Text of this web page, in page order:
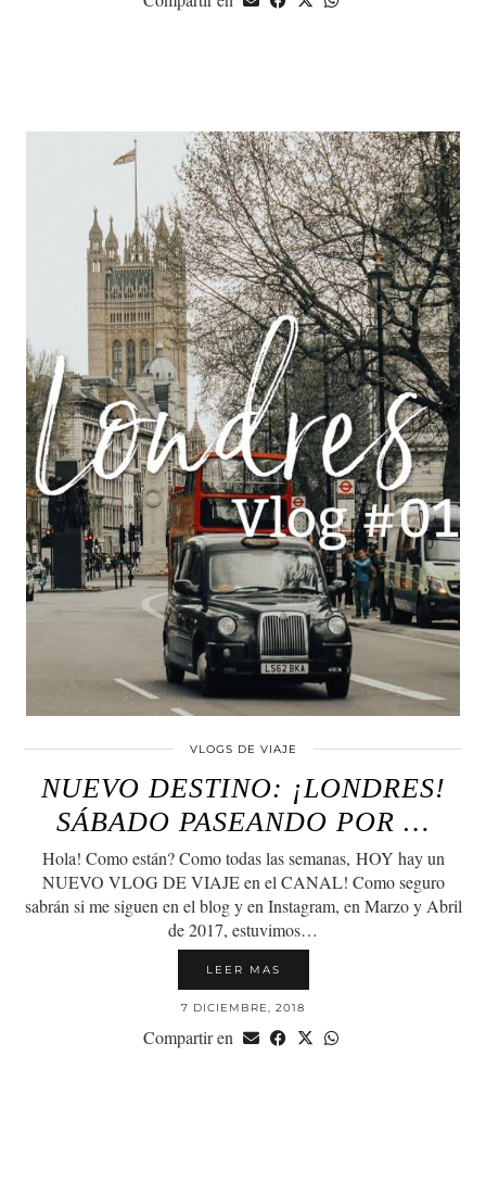
VLOGS DE VIAJE
NUEVO DESTINO: ¡LONDRES!
SÁBADO PASEANDO POR …
Hola! Como están? Como todas las semanas, HOY hay un
NUEVO VLOG DE VIAJE en el CANAL! Como seguro
sabrán si me siguen en el blog y en Instagram, en Marzo y Abril
de 2017, estuvimos…
LEER MAS
7 DICIEMBRE, 2018
Compartir en